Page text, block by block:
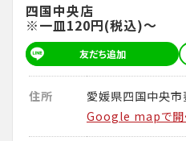
四国中央店
※一皿120円(税込)～
友だち追加
住所
愛媛県四国中央
Google mapで開